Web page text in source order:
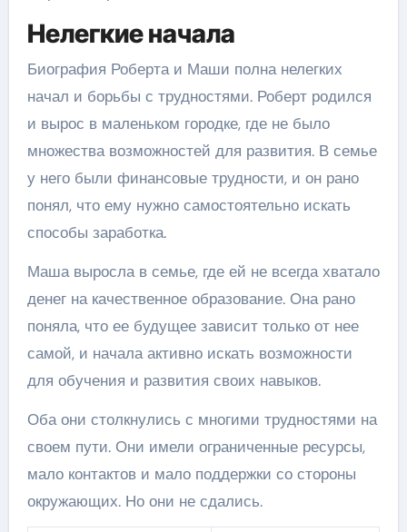
Нелегкие начала
Биография Роберта и Маши полна нелегких
начал и борьбы с трудностями. Роберт родился
и вырос в маленьком городке, где не было
множества возможностей для развития. В семье
у него были финансовые трудности, и он рано
понял, что ему нужно самостоятельно искать
способы заработка.
Маша выросла в семье, где ей не всегда хватало
денег на качественное образование. Она рано
поняла, что ее будущее зависит только от нее
самой, и начала активно искать возможности
для обучения и развития своих навыков.
Оба они столкнулись с многими трудностями на
своем пути. Они имели ограниченные ресурсы,
мало контактов и мало поддержки со стороны
окружающих. Но они не сдались.